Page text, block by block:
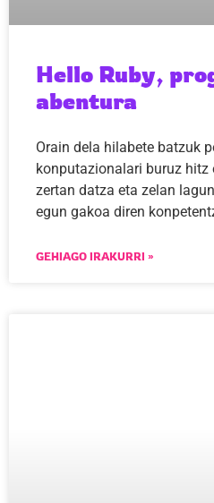
Hello Ruby,
abentura
Orain dela hilabete batzuk
konputazionalari buruz hitz
zertan datza eta zelan
egun gakoa diren
GEHIAGO IRAKURRI »